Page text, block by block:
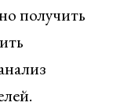
получить